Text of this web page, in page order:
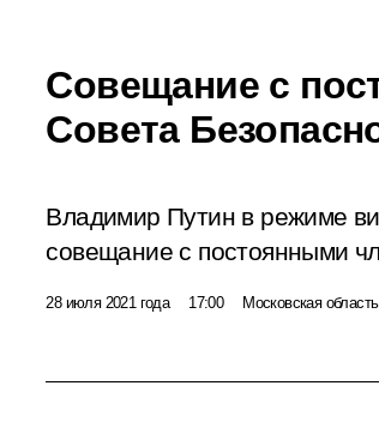
Совещание с
Совета
Владимир Путин в режиме
совещание с постоянными
28 июля 2021 года 17:00 Московская